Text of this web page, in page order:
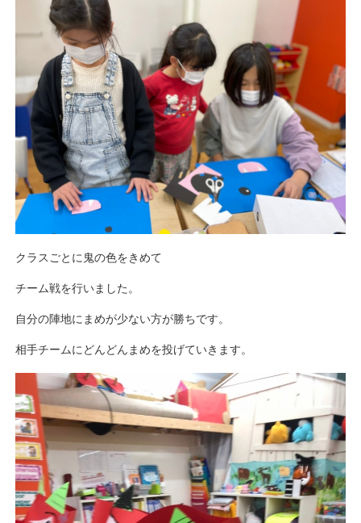
クラスごとに鬼の色をきめて
チーム戦を行いました。
自分の陣地にまめが少ない方が勝ちです。
相手チームにどんどんまめを投げていきます。